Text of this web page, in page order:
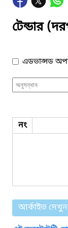
টেন্ডার
এডভান্সড
নং
আর্কাইভ দেখুন